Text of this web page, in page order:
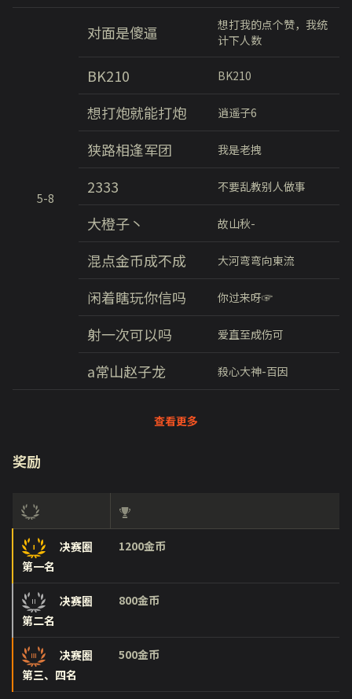
5-8
对面是傻逼
想打我的点个赞，我统
计下人数
BK210 BK210
想打炮就能打炮 逍遥子6
狭路相逢军团 我是老拽
2333 不要乱教别人做事
大橙子丶 故山秋-
混点金币成不成 大河弯弯向東流
闲着瞎玩你信吗 你过来呀☞
射一次可以吗 爱直至成伤可
a常山赵子龙 殺心大神-百因
查看更多
奖励
决赛圈
第一名
1200金币
决赛圈
第二名
800金币
决赛圈
第三、四名
500金币